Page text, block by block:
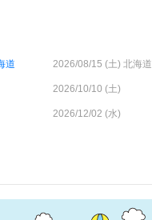
道 2026/08/15 (土) 北海道
2026/10/10 (土)
2026/12/02 (水)